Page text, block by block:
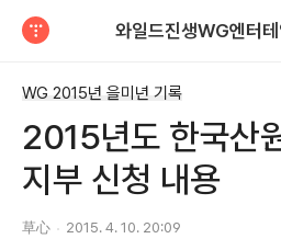
WG 2015년 을미년 기록
2015년도 한국산
지부 신청 내용
草心 2015. 4. 10. 20:09